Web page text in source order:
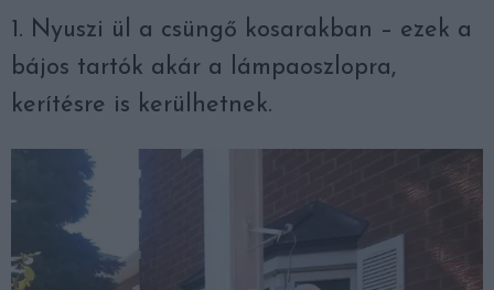
1. Nyuszi ül a csüngő kosarakban – ezek a
bájos tartók akár a lámpaoszlopra,
kerítésre is kerülhetnek.